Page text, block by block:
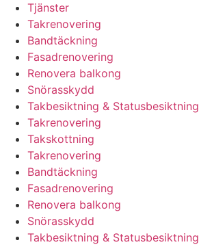
Tjänster
Takrenovering
Bandtäckning
Fasadrenovering
Renovera balkong
Snörasskydd
Takbesiktning & Statusbesiktning
Takrenovering
Takskottning
Takrenovering
Bandtäckning
Fasadrenovering
Renovera balkong
Snörasskydd
Takbesiktning & Statusbesiktning